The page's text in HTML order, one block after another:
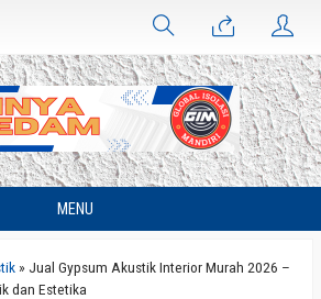
MENU
» Jual Gypsum Akustik Interior Murah 2026 –
dan Estetika